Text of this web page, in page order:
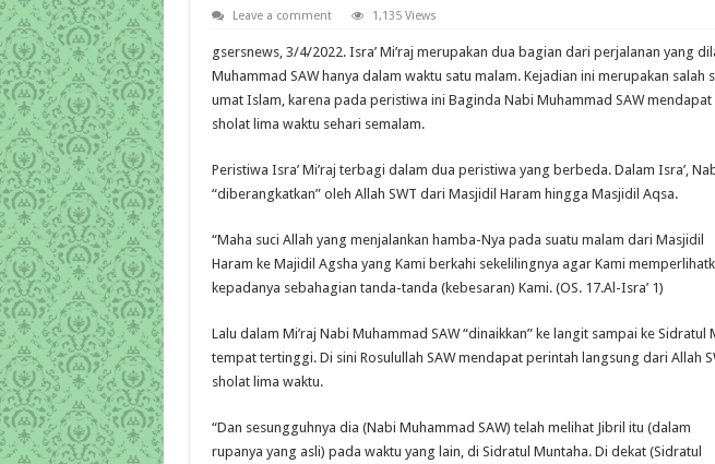
Leave a comment 1,135 Views
gsersnews, 3/4/2022. Isra’ Mi’raj merupakan dua bagian dari perjalanan yang
Muhammad SAW hanya dalam waktu satu malam. Kejadian ini merupakan
umat Islam, karena pada peristiwa ini Baginda Nabi Muhammad SAW
sholat lima waktu sehari semalam.
Peristiwa Isra’ Mi’raj terbagi dalam dua peristiwa yang berbeda. Dalam Isra’,
“diberangkatkan” oleh Allah SWT dari Masjidil Haram hingga Masjidil Aqsa.
“Maha suci Allah yang menjalankan hamba-Nya pada suatu malam dari Masjidil
Haram ke Majidil Agsha yang Kami berkahi sekelilingnya agar Kami
kepadanya sebahagian tanda-tanda (kebesaran) Kami. (OS. 17.Al-Isra’ 1)
Lalu dalam Mi’raj Nabi Muhammad SAW “dinaikkan” ke langit sampai ke
tempat tertinggi. Di sini Rosulullah SAW mendapat perintah langsung dari Allah
sholat lima waktu.
“Dan sesungguhnya dia (Nabi Muhammad SAW) telah melihat Jibril itu (dalam
rupanya yang asli) pada waktu yang lain, di Sidratul Muntaha. Di dekat (Sidratul